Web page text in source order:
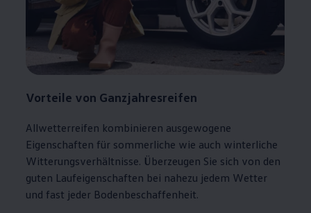
Vorteile von Ganzjahresreifen
Allwetterreifen kombinieren ausgewogene
Eigenschaften für sommerliche wie auch winterliche
Witterungsverhältnisse. Überzeugen Sie sich von den
guten Laufeigenschaften bei nahezu jedem Wetter
und fast jeder Bodenbeschaffenheit.